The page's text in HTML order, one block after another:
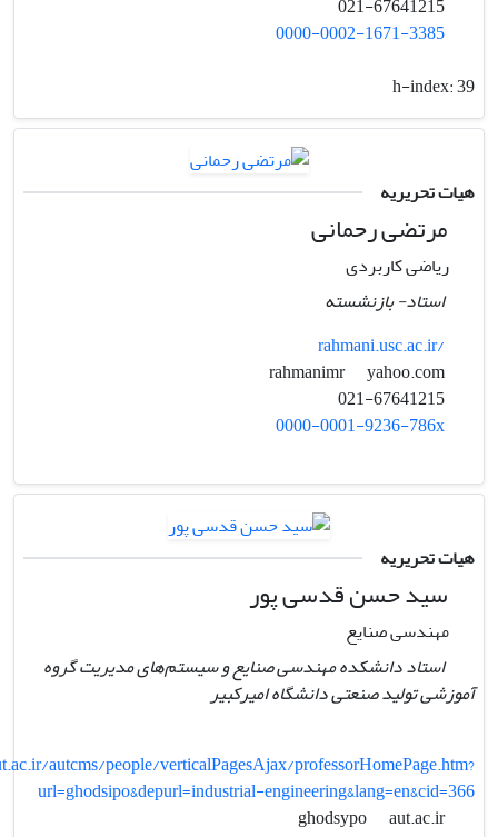
0000-0002-1671-3385
h-index:39
هیات تحریریه
مرتضی رحمانی
ریاضی کاربردی
استاد- بازنشسته
rahmani.usc.ac.ir/
yahoo.com
0000-0001-9236-786x
هیات تحریریه
سید حسن قدسی پور
مهندسی صنایع
استاد دانشکده مهندسی صنایع و سیستم‌های مدیریت گروه
آموزشی تولید صنعتی دانشگاه امیرکبیر
autcms/people/verticalPagesAjax/professorHomePage.htm?
url=ghodsipo&depurl=industrial-engineering&lang=en&cid=366
ghodsypo
aut.ac.ir